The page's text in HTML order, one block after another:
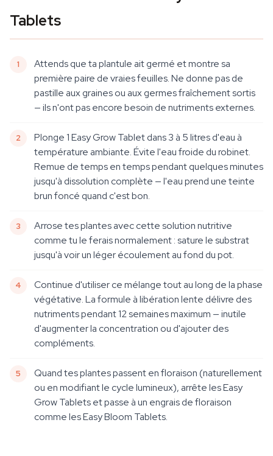
Tablets
Attends que ta plantule ait germé et montre sa
première paire de vraies feuilles. Ne donne pas de
pastille aux graines ou aux germes fraîchement sortis
— ils n'ont pas encore besoin de nutriments externes.
Plonge 1 Easy Grow Tablet dans 3 à 5 litres d'eau à
température ambiante. Évite l'eau froide du robinet.
Remue de temps en temps pendant quelques minutes
jusqu'à dissolution complète — l'eau prend une teinte
brun foncé quand c'est bon.
Arrose tes plantes avec cette solution nutritive
comme tu le ferais normalement : sature le substrat
jusqu'à voir un léger écoulement au fond du pot.
Continue d'utiliser ce mélange tout au long de la phase
végétative. La formule à libération lente délivre des
nutriments pendant 12 semaines maximum — inutile
d'augmenter la concentration ou d'ajouter des
compléments.
Quand tes plantes passent en floraison (naturellement
ou en modifiant le cycle lumineux), arrête les Easy
Grow Tablets et passe à un engrais de floraison
comme les Easy Bloom Tablets.